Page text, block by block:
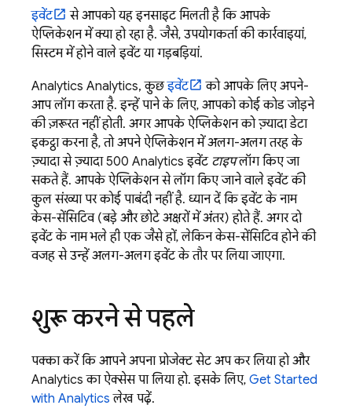
इवेंट
से आपको यह इनसाइट मिलती है कि आपके
ऐप्लिकेशन में क्या हो रहा है. जैसे, उपयोगकर्ता की कार्रवाइयां,
सिस्टम में होने वाले इवेंट या गड़बड़ियां.
Analytics Analytics, कुछइवेंट
को आपके लिए अपने-
आप लॉग करता है. इन्हें पाने के लिए, आपको कोई कोड जोड़ने
की ज़रूरत नहीं होती. अगर आपके ऐप्लिकेशन को ज़्यादा डेटा
इकट्ठा करना है, तो अपने ऐप्लिकेशन में अलग-अलग तरह के
ज़्यादा से ज़्यादा 500 Analytics इवेंट टाइपलॉग किए जा
सकते हैं. आपके ऐप्लिकेशन से लॉग किए जाने वाले इवेंट की
कुल संख्या पर कोई पाबंदी नहीं है. ध्यान दें कि इवेंट के नाम
केस-सेंसिटिव (बड़े और छोटे अक्षरों में अंतर) होते हैं. अगर दो
इवेंट के नाम भले ही एक जैसे हों, लेकिन केस-सेंसिटिव होने की
वजह से उन्हें अलग-अलग इवेंट के तौर पर लिया जाएगा.
शुरू करने से पहले
पक्का करें कि आपने अपना प्रोजेक्ट सेट अप कर लिया हो और
Analytics का ऐक्सेस पा लिया हो. इसके लिए, Get Started
with Analytics लेख पढ़ें.